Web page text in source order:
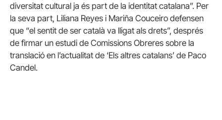
diversitat cultural ja és part de la identitat catalana”. Per
la seva part, Liliana Reyes i Mariña Couceiro defensen
que “el sentit de ser català va lligat als drets”, després
de firmar un estudi de Comissions Obreres sobre la
translació en l’actualitat de ‘Els altres catalans’ de Paco
Candel.